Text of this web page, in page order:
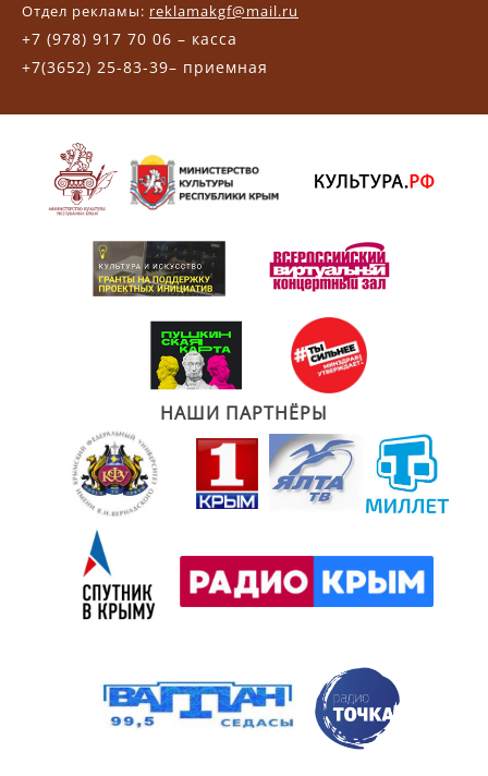
Отдел рекламы: reklamakgf@mail.ru
+7 (978) 917 70 06 – касса
+7(3652) 25-83-39– приемная
НАШИ ПАРТНЁРЫ